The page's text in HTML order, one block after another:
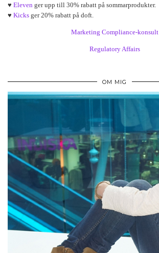
♥ Eleven ger upp till 30% rabatt på sommarprodukter.
♥ Kicks ger 20% rabatt på doft.
Marketing Compliance-konsult
Regulatory Affairs
OM MIG